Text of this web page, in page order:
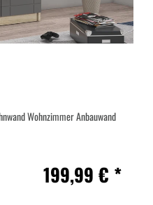
Wohnzimmer Anbauwand
199,99 € *